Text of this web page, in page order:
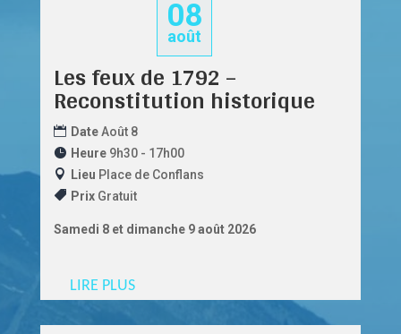
08
août
Les feux de 1792 –
Reconstitution historique
DateAoût 8
Heure 9h30 - 17h00
Lieu Place de Conflans
Prix Gratuit
Samedi 8 et dimanche 9 août 2026
LIRE PLUS